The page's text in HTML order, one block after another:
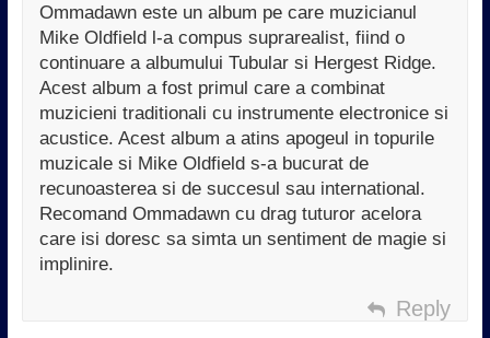
Ommadawn este un album pe care muzicianul
Mike Oldfield l-a compus suprarealist, fiind o
continuare a albumului Tubular si Hergest Ridge.
Acest album a fost primul care a combinat
muzicieni traditionali cu instrumente electronice si
acustice. Acest album a atins apogeul in topurile
muzicale si Mike Oldfield s-a bucurat de
recunoasterea si de succesul sau international.
Recomand Ommadawn cu drag tuturor acelora
care isi doresc sa simta un sentiment de magie si
implinire.
Reply